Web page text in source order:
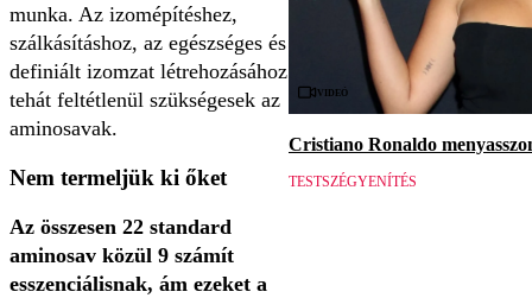
munka. Az izomépítéshez,
szálkásításhoz, az egészséges és
definiált izomzat létrehozásához
tehát feltétlenül szükségesek az
aminosavak.
Nem termeljük ki őket
Az összesen 22 standard
aminosav közül 9 számít
esszenciálisnak, ám ezeket a
Videó
Cristiano Ronaldo
TESTSZÉGYENÍTÉS